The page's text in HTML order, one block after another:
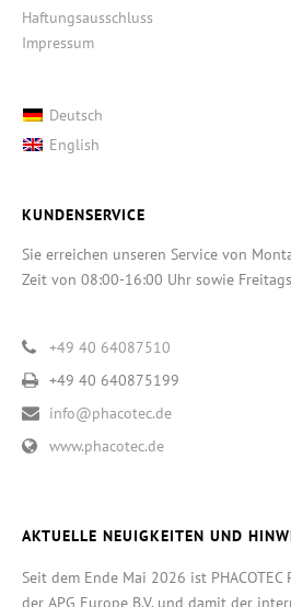
Haftungsausschluss
Impressum
Deutsch
English
KUNDENSERVICE
Sie erreichen unseren Service von
Zeit von 08:00-16:00 Uhr sowie
+49 40 64087510
+49 40 640875199
info@phacotec.de
www.phacotec.de
AKTUELLE NEUIGKEITEN UND
Seit dem Ende Mai 2026 ist
der APG Europe B.V. und damit der